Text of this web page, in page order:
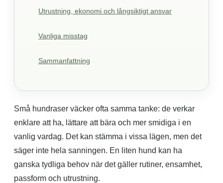
Utrustning, ekonomi och långsiktigt ansvar
Vanliga misstag
Sammanfattning
Små hundraser väcker ofta samma tanke: de verkar
enklare att ha, lättare att bära och mer smidiga i en
vanlig vardag. Det kan stämma i vissa lägen, men det
säger inte hela sanningen. En liten hund kan ha
ganska tydliga behov när det gäller rutiner, ensamhet,
passform och utrustning.